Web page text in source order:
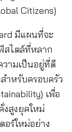
Citizens)
มีแผนที่จะ
สไตล์ที่หลาก
ามเป็นอยู่ที่ดี
ำหรับครอบครัว
เพื่อ
งสูงยุคใหม่
ร์ใหม่อย่าง